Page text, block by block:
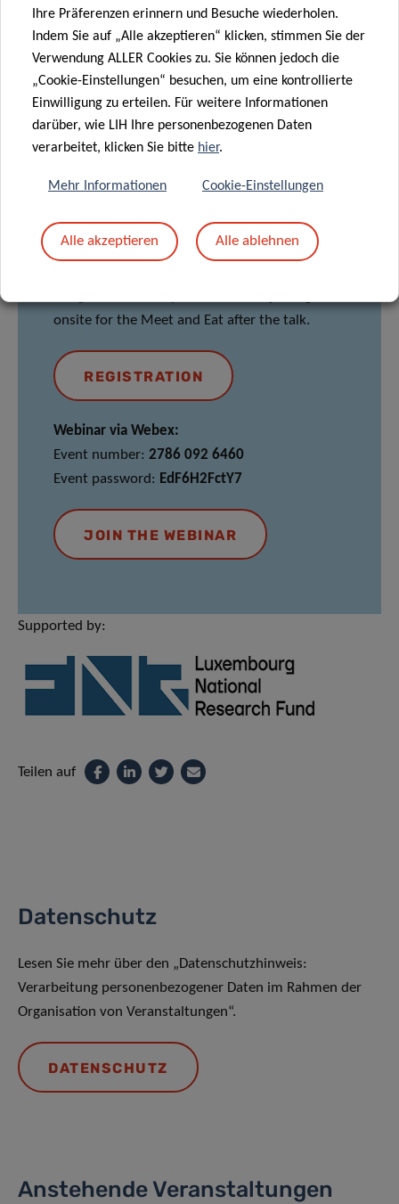
LOCATION
Maison des Sciences Humaines
Room:
Conference room
L-4366 Esch-sur-Alzette, Luxembourg
LECTURE
11:00am – 12:00pm
MEET & EAT*: 12:00pm – 1:30pm
onsite for the Meet and Eat after the talk.
REGISTRATION
Webinar via Webex:
Event number: 2786 092 6460
Event password: EdF6H2FctY7
JOIN THE WEBINAR
Supported by:
Teilen auf
Datenschutz
Lesen Sie mehr über den „Datenschutzhinweis:
Verarbeitung personenbezogener Daten im Rahmen der
Organisation von Veranstaltungen“.
DATENSCHUTZ
Anstehende Veranstaltungen
Ihre Präferenzen erinnern und Besuche wiederholen.
Indem Sie auf „Alle akzeptieren“ klicken, stimmen Sie der
Verwendung ALLER Cookies zu. Sie können jedoch die
„Cookie-Einstellungen“ besuchen, um eine kontrollierte
Einwilligung zu erteilen. Für weitere Informationen
darüber, wie LIH Ihre personenbezogenen Daten
verarbeitet, klicken Sie bitte hier.
Mehr Informationen Cookie-Einstellungen
Alle akzeptieren Alle ablehnen